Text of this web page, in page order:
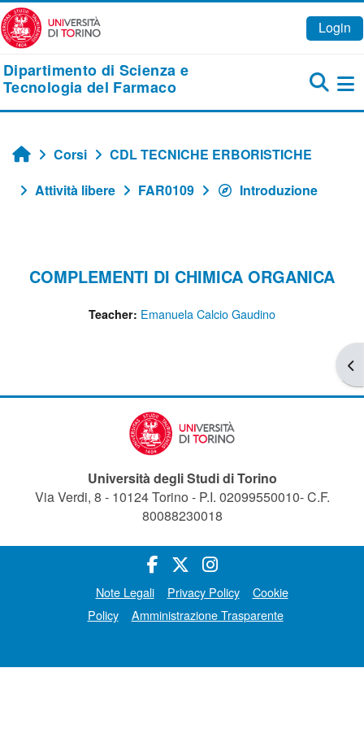
Vai al contenuto principale
Login
Dipartimento di Scienza e
Tecnologia del Farmaco
Home
Corsi
CDL TECNICHE ERBORISTICHE
Attività libere
FAR0109 Introduzione
COMPLEMENTI DI CHIMICA ORGANICA
Teacher: Emanuela Calcio Gaudino
Università degli Studi di Torino
Via Verdi, 8 - 10124 Torino - P.I. 02099550010- C.F.
80088230018
Note Legali Privacy Policy
Cookie
Policy
Amministrazione Trasparente